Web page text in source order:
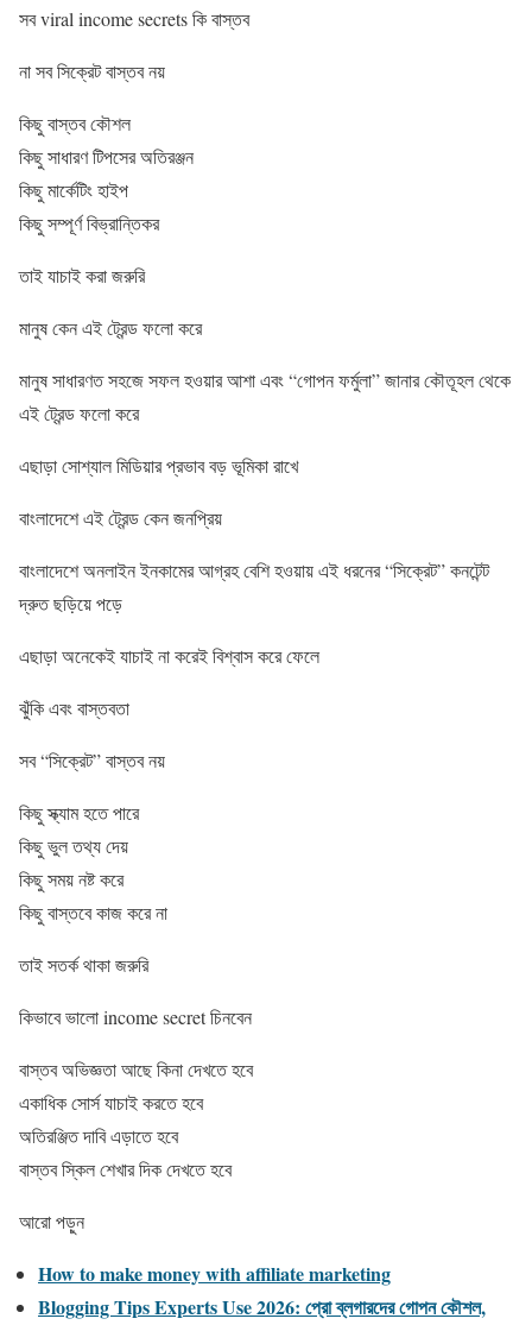
সব viral income secrets কি বাস্তব
না সব সিক্রেট বাস্তব নয়
কিছু বাস্তব কৌশল
কিছু সাধারণ টিপসের অতিরঞ্জন
কিছু মার্কেটিং হাইপ
কিছু সম্পূর্ণ বিভ্রান্তিকর
তাই যাচাই করা জরুরি
মানুষ কেন এই ট্রেন্ড ফলো করে
মানুষ সাধারণত সহজে সফল হওয়ার আশা এবং “গোপন ফর্মুলা” জানার কৌতূহল থেকে
এই ট্রেন্ড ফলো করে
এছাড়া সোশ্যাল মিডিয়ার প্রভাব বড় ভূমিকা রাখে
বাংলাদেশে এই ট্রেন্ড কেন জনপ্রিয়
বাংলাদেশে অনলাইন ইনকামের আগ্রহ বেশি হওয়ায় এই ধরনের “সিক্রেট” কনটেন্ট
দ্রুত ছড়িয়ে পড়ে
এছাড়া অনেকেই যাচাই না করেই বিশ্বাস করে ফেলে
ঝুঁকি এবং বাস্তবতা
সব “সিক্রেট” বাস্তব নয়
কিছু স্ক্যাম হতে পারে
কিছু ভুল তথ্য দেয়
কিছু সময় নষ্ট করে
কিছু বাস্তবে কাজ করে না
তাই সতর্ক থাকা জরুরি
কিভাবে ভালো income secret চিনবেন
বাস্তব অভিজ্ঞতা আছে কিনা দেখতে হবে
একাধিক সোর্স যাচাই করতে হবে
অতিরঞ্জিত দাবি এড়াতে হবে
বাস্তব স্কিল শেখার দিক দেখতে হবে
আরো পড়ুন
How to make money with affiliate marketing
Blogging Tips Experts Use 2026: প্রো ব্লগারদের গোপন কৌশল,